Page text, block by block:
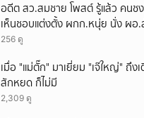
อดีต สว.สมชาย โพสต์ รู้แล้ว คนช
เห็นชอบแต่งตั้ง ผกก.หนุ่ย นั่ง ผอ.
ป.ย.ป.
256 ดู
เมื่อ "แม่ตั๊ก" มาเยี่ยม "เจ๊ใหญ่" ถึง
สักหยด ก็ไม่มี
2,309 ดู